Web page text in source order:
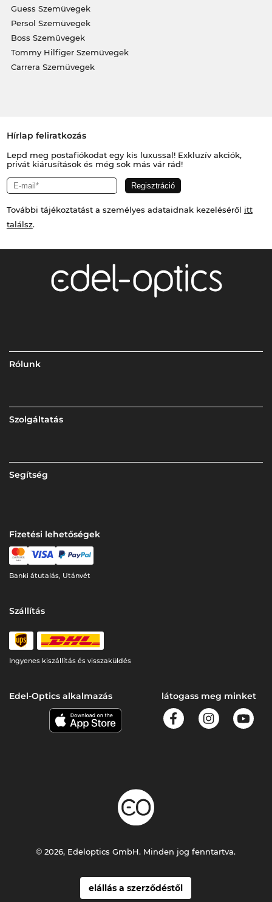
Guess Szemüvegek
Persol Szemüvegek
Boss Szemüvegek
Tommy Hilfiger Szemüvegek
Carrera Szemüvegek
Hírlap feliratkozás
Lepd meg postafiókodat egy kis luxussal! Exkluzív akciók,
privát kiárusítások és még sok más vár rád!
További tájékoztatást a személyes adataidnak kezeléséről itt
találsz.
Rólunk
Szolgáltatás
Segítség
Fizetési lehetőségek
Banki átutalás, Utánvét
Szállítás
Ingyenes kiszállítás és visszaküldés
Edel-Optics alkalmazás látogass meg minket
elállás a szerződéstől
© 2026, Edeloptics GmbH. Minden jog fenntartva.